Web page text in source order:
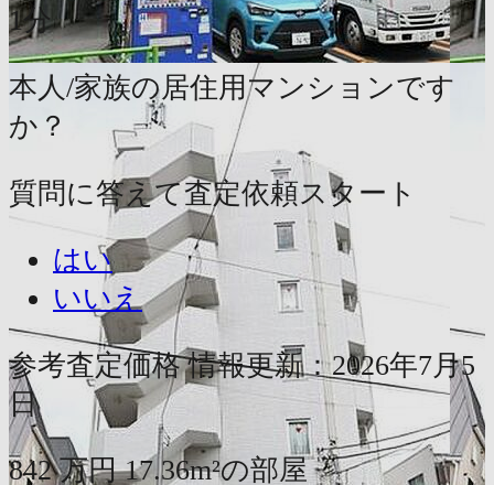
1分
本人/家族の居住用マンションです
か？
質問に答えて査定依頼スタート
はい
いいえ
参考査定価格 情報更新：2026年7月5
日
842 万円 17.36m²の部屋